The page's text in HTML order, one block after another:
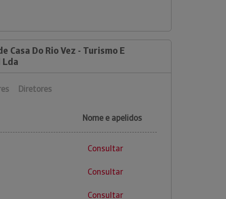
Casa Do Rio Vez - Turismo E
Lda
Diretores
Nome e apelidos
Consultar
Consultar
Consultar